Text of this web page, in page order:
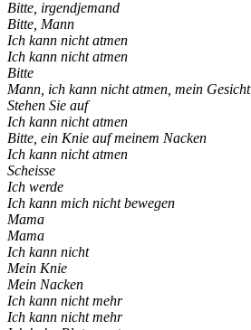
Bitte, irgendjemand
Bitte, Mann
Ich kann nicht atmen
Ich kann nicht atmen
Bitte
Mann, ich kann nicht atmen, mein Gesicht
Stehen Sie auf
Ich kann nicht atmen
Bitte, ein Knie auf meinem Nacken
Ich kann nicht atmen
Scheisse
Ich werde
Ich kann mich nicht bewegen
Mama
Mama
Ich kann nicht
Mein Knie
Mein Nacken
Ich kann nicht mehr
Ich kann nicht mehr